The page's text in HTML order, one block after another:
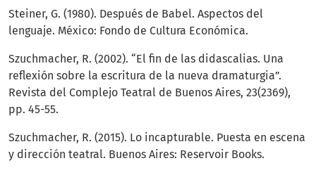
Steiner, G. (1980). Después de Babel. Aspectos del
lenguaje. México: Fondo de Cultura Económica.
Szuchmacher, R. (2002). “El fin de las didascalias. Una
reflexión sobre la escritura de la nueva dramaturgia”.
Revista del Complejo Teatral de Buenos Aires, 23(2369),
pp. 45-55.
Szuchmacher, R. (2015). Lo incapturable. Puesta en escena
y dirección teatral. Buenos Aires: Reservoir Books.